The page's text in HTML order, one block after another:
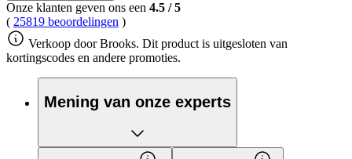
Onze klanten geven ons een 4.5 /5
( 25819 beoordelingen )
Verkoop door Brooks. Dit product is uitgesloten van
kortingscodes en andere promoties.
Mening van onze experts